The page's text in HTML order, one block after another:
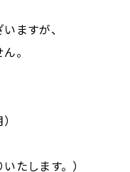
ますが、
。
たします。）